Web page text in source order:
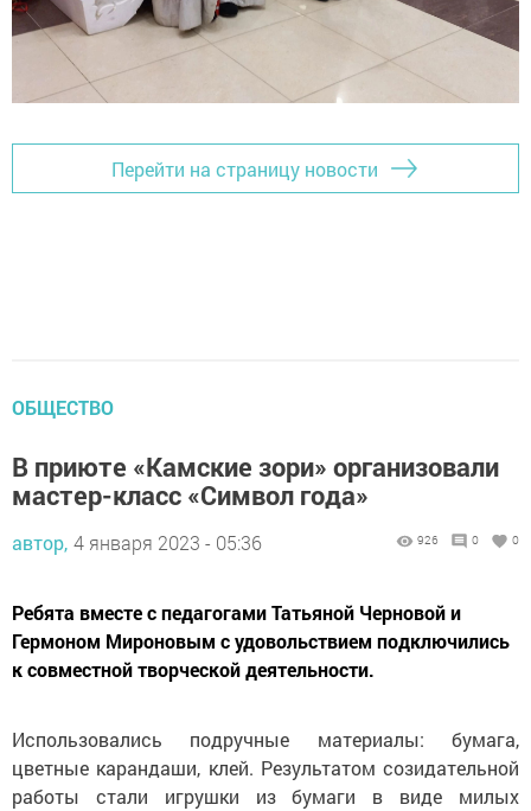
Перейти на страницу новости
ОБЩЕСТВО
В приюте «Камские зори» организовали
мастер-класс «Символ года»
автор, 4 января 2023 - 05:36 926 0 0
Ребята вместе с педагогами Татьяной Черновой и
Гермоном Мироновым с удовольствием подключились
к совместной творческой деятельности.
Использовались подручные материалы: бумага,
цветные карандаши, клей. Результатом созидательной
работы стали игрушки из бумаги в виде милых